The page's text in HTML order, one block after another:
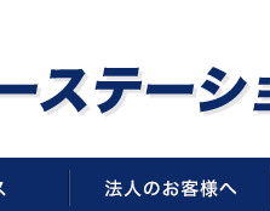
サービス